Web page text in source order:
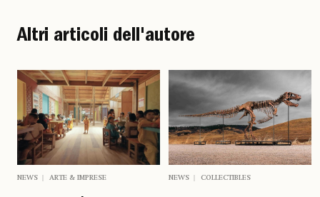
Altri articoli dell'autore
NEWS ARTE & IMPRESE NEWS COLLECTIBLES